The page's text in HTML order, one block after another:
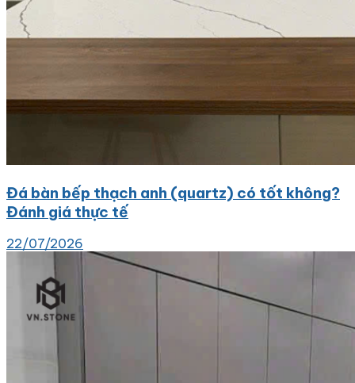
Đá bàn bếp thạch anh (quartz) có tốt không?
Đánh giá thực tế
22/07/2026